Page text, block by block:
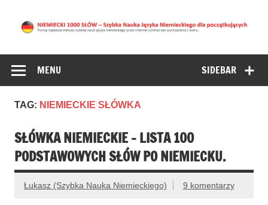
SŁÓW – Nauka
Niemieckiego dla
znajdziesz tu najlepsze metody nauki języka niemieckiego
przez Internet bez wychodzenia z domu. (Niemiecki Online
SIDEBAR
MENU
TAG: NIEMIECKIE SŁÓWKA
SŁÓWKA NIEMIECKIE – LISTA 100
PODSTAWOWYCH SŁÓW PO NIEMIECKU.
Łukasz (Szybka Nauka Niemieckiego) 9 komentarzy